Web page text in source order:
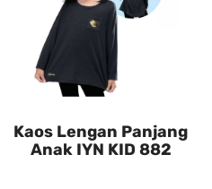
Kaos Lengan Panjang
Anak IYN KID 882